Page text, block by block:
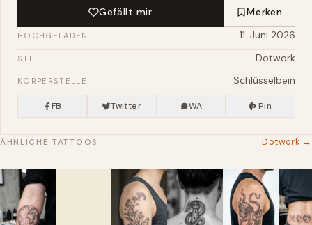
Gefällt mir Merken
HOCHGELADEN 11. Juni 2026
STIL Dotwork
KÖRPERSTELLE Schlüsselbein
FB Twitter WA Pin
ÄHNLICHE TATTOOS Dotwork →